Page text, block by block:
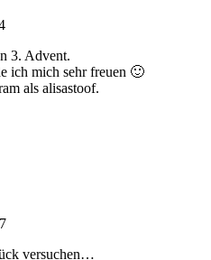
3. Advent.
ich mich sehr freuen 🙂
als alisastoof.
versuchen…